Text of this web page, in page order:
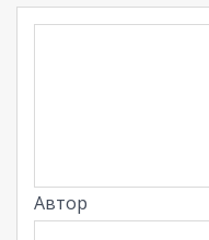
Автор